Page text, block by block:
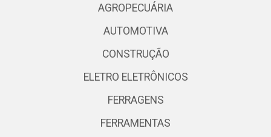
AGROPECUÁRIA
AUTOMOTIVA
CONSTRUÇÃO
ELETRO ELETRÔNICOS
FERRAGENS
FERRAMENTAS